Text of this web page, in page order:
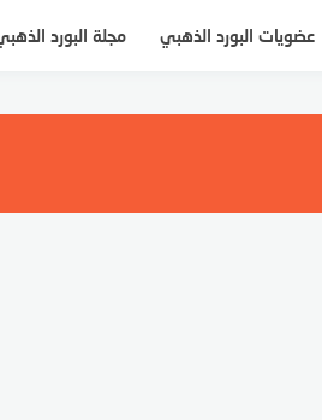
عضويات البورد الذهبي مجلة البورد